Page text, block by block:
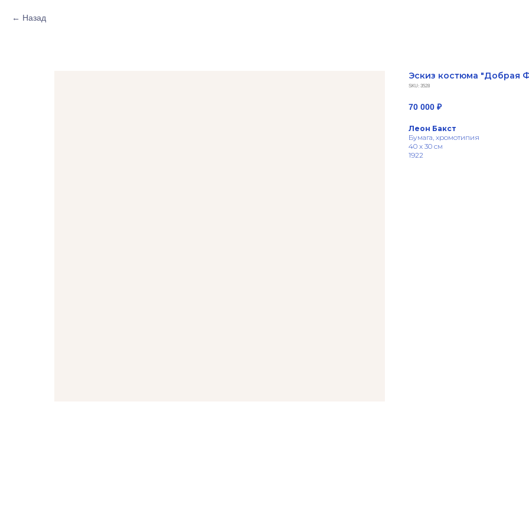
Назад
Эскиз костюма "Добрая
SKU: 3528
70 000 ₽
Леон Бакст
Бумага, хромотипия
40 х 30 см
1922